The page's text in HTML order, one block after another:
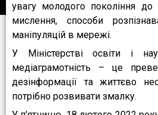
увагу молодого покоління до
мислення, способи
маніпуляцій в мережі.
У Міністерстві освіти і
медіаграмотність – це
дезінформації та життєво
потрібно розвивати змалку.